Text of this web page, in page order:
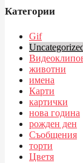
Категории
Gif
животни
имена
Карти
картички
нова година
рожден ден
Съобщения
торти
Цветя